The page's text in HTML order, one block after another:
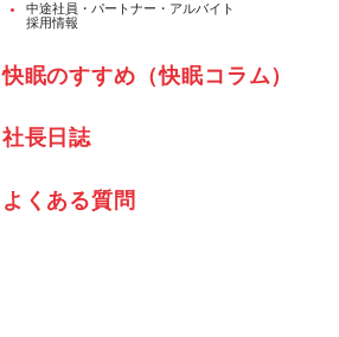
中途社員・パートナー・アルバイト
採用情報
快眠のすすめ（快眠コラム）
社⾧日誌
よくある質問